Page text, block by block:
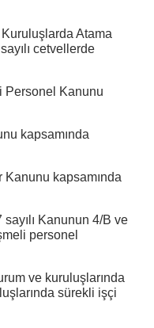
Kuruluşlarda Atama
cetvellerde
Personel Kanunu
kapsamında
Kanunu kapsamında
sayılı Kanunun 4/B ve
personel
ve kuruluşlarında
sürekli işçi